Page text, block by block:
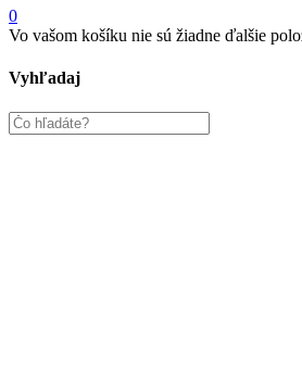
0
Vo vašom košíku nie sú žiadne ďalšie
Vyhľadaj